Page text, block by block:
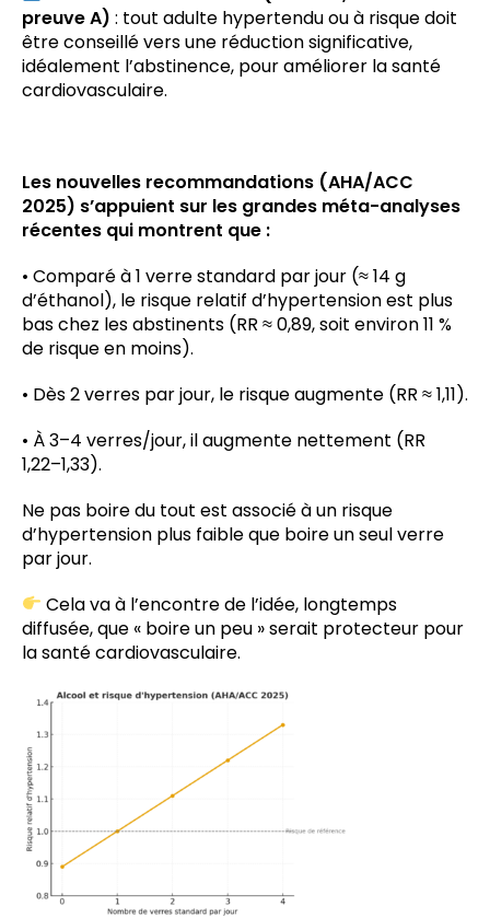
preuve A) : tout adulte hypertendu ou à risque doit
être conseillé vers une réduction significative,
idéalement l’abstinence, pour améliorer la santé
cardiovasculaire.
Les nouvelles recommandations (AHA/ACC
2025) s’appuient sur les grandes méta-analyses
récentes qui montrent que :
• Comparé à 1 verre standard par jour (≈ 14 g
d’éthanol), le risque relatif d’hypertension est plus
bas chez les abstinents (RR ≈ 0,89, soit environ 11 %
de risque en moins).
• Dès 2 verres par jour, le risque augmente (RR ≈ 1,11).
• À 3–4 verres/jour, il augmente nettement (RR
1,22–1,33).
Ne pas boire du tout est associé à un risque
d’hypertension plus faible que boire un seul verre
par jour.
Cela va à l’encontre de l’idée, longtemps
diffusée, que « boire un peu » serait protecteur pour
la santé cardiovasculaire.